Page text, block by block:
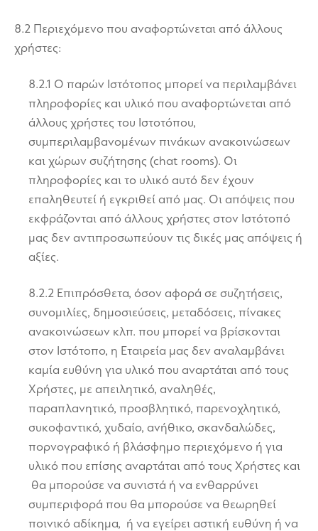
8.2 Περιεχόμενο που αναφορτώνεται από άλλους
χρήστες:
8.2.1 Ο παρών Ιστότοπος μπορεί να περιλαμβάνει
πληροφορίες και υλικό που αναφορτώνεται από
άλλους χρήστες του Ιστοτόπου,
συμπεριλαμβανομένων πινάκων ανακοινώσεων
και χώρων συζήτησης (chat rooms). Οι
πληροφορίες και το υλικό αυτό δεν έχουν
επαληθευτεί ή εγκριθεί από μας. Οι απόψεις που
εκφράζονται από άλλους χρήστες στον Ιστότοπό
μας δεν αντιπροσωπεύουν τις δικές μας απόψεις ή
αξίες.
8.2.2 Επιπρόσθετα, όσον αφορά σε συζητήσεις,
συνομιλίες, δημοσιεύσεις, μεταδόσεις, πίνακες
ανακοινώσεων κλπ. που μπορεί να βρίσκονται
στον Ιστότοπο, η Εταιρεία μας δεν αναλαμβάνει
καμία ευθύνη για υλικό που αναρτάται από τους
Χρήστες, με απειλητικό, αναληθές,
παραπλανητικό, προσβλητικό, παρενοχλητικό,
συκοφαντικό, χυδαίο, ανήθικο, σκανδαλώδες,
πορνογραφικό ή βλάσφημο περιεχόμενο ή για
υλικό που επίσης αναρτάται από τους Χρήστες και
θα μπορούσε να συνιστά ή να ενθαρρύνει
συμπεριφορά που θα μπορούσε να θεωρηθεί
ποινικό αδίκημα, ή να εγείρει αστική ευθύνη ή να